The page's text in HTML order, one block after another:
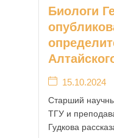
Биологи
15.10.2024
Старший
ТГУ и
Гудкова